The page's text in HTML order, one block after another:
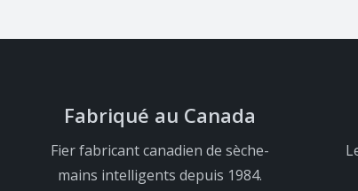
Fabriqué au Canada
Fier fabricant canadien de sèche-
mains intelligents depuis 1984.